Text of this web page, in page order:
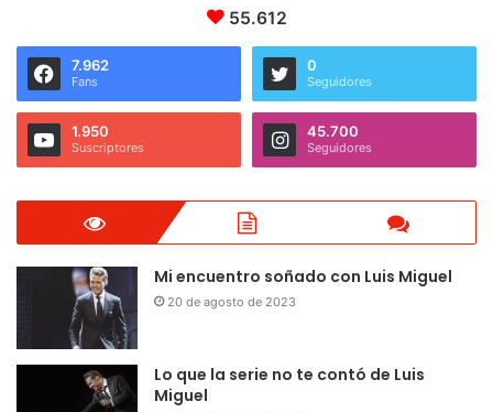
55.612
7.962
Fans
0
Seguidores
1.950
Suscriptores
45.700
Seguidores
Mi encuentro soñado con Luis Miguel
20 de agosto de 2023
Lo que la serie no te contó de Luis
Miguel